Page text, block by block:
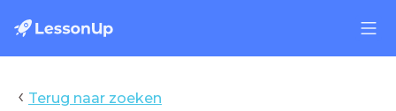
‹ Terug naar zoeken